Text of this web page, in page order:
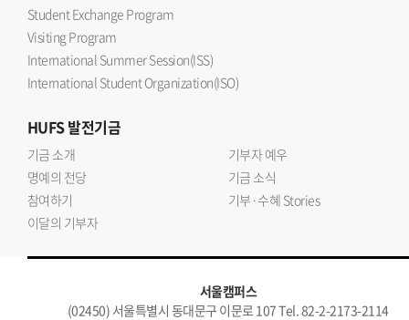
Student Exchange Program
Visiting Program
International Summer Session(ISS)
International Student Organization(ISO)
HUFS발전기금
기금 소개
기부자 예우
명예의 전당
기금 소식
참여하기
기부·수혜 Stories
이달의 기부자
서울캠퍼스
(02450) 서울특별시 동대문구 이문로 107 Tel. 82-2-2173-2114